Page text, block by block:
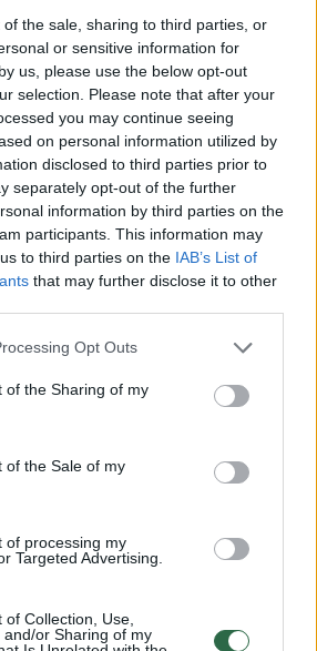
the sale, sharing to third parties, or
or sensitive information for
us, please use the below opt-out
selection. Please note that after your
you may continue seeing
on personal information utilized by
disclosed to third parties prior to
separately opt-out of the further
information by third parties on the
participants. This information may
to third parties on the IAB’s List of
that may further disclose it to other
Opt Outs
of the Sharing of my
of the Sale of my
of processing my
Targeted Advertising.
Collection, Use,
and/or Sharing of my
kad nukentėjo ir „Legia“
Dariuszas Moduski, kuris
smūgių į veidą.
police side was scandalous! To
Legia Warsaw president
he was trying to clarify the
shame. I wonder how will this be
, which let this organizaltional
7kDgNFZYs0
October 6, 2023
savo pranešime teigė,
elgėsi agresyviai ir kartu
sulaukė net ir
reakcijos. Apie įvykį
pirmininkas kalbėjo